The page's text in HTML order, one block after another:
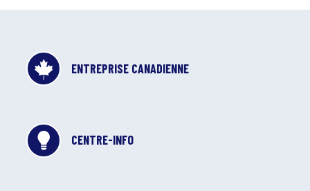
ENTREPRISE CANADIENNE
CENTRE-INFO